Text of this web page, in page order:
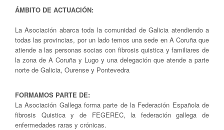
ÁMBITO DE ACTUACIÓN:
La Asociación abarca toda la comunidad de Galicia atendiendo a
todas las provincias, por un lado temos una sede en A Coruña que
atiende a las personas socias con fibrosis quistica y familiares de
la zona de A Coruña y Lugo y una delegación que atende a parte
norte de Galicia, Ourense y Pontevedra
FORMAMOS PARTE DE:
La Asociación Gallega forma parte de la Federación Española de
fibrosis Quistica y de FEGEREC, la federación gallega de
enfermedades raras y crónicas.